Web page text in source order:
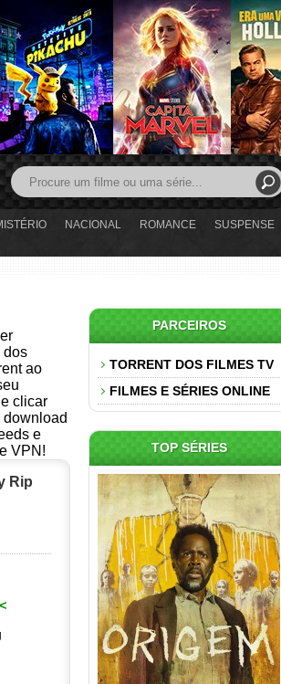
NACIONAL ROMANCE
SUSPENSE
dos
ao
clicar
e
VPN!
Rip
PARCEIROS
TORRENT DOS FILMES TV
FILMES E SÉRIES ONLINE
TOP SÉRIES
Origem 4ª Temporada Torrent
(2026) WEB-DL 1080p/4K
Dual Áudio